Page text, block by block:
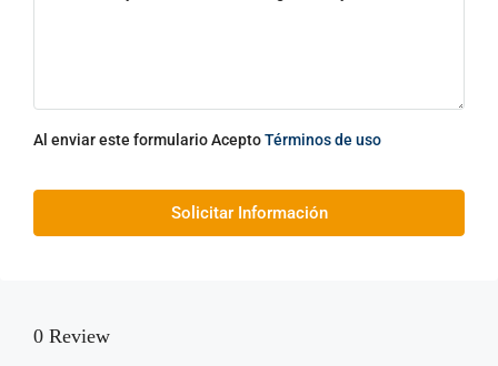
Al enviar este formulario AceptoTérminos de uso
Solicitar Información
0 Review